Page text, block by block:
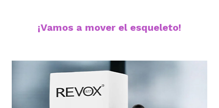
¡Vamos a mover el esqueleto!